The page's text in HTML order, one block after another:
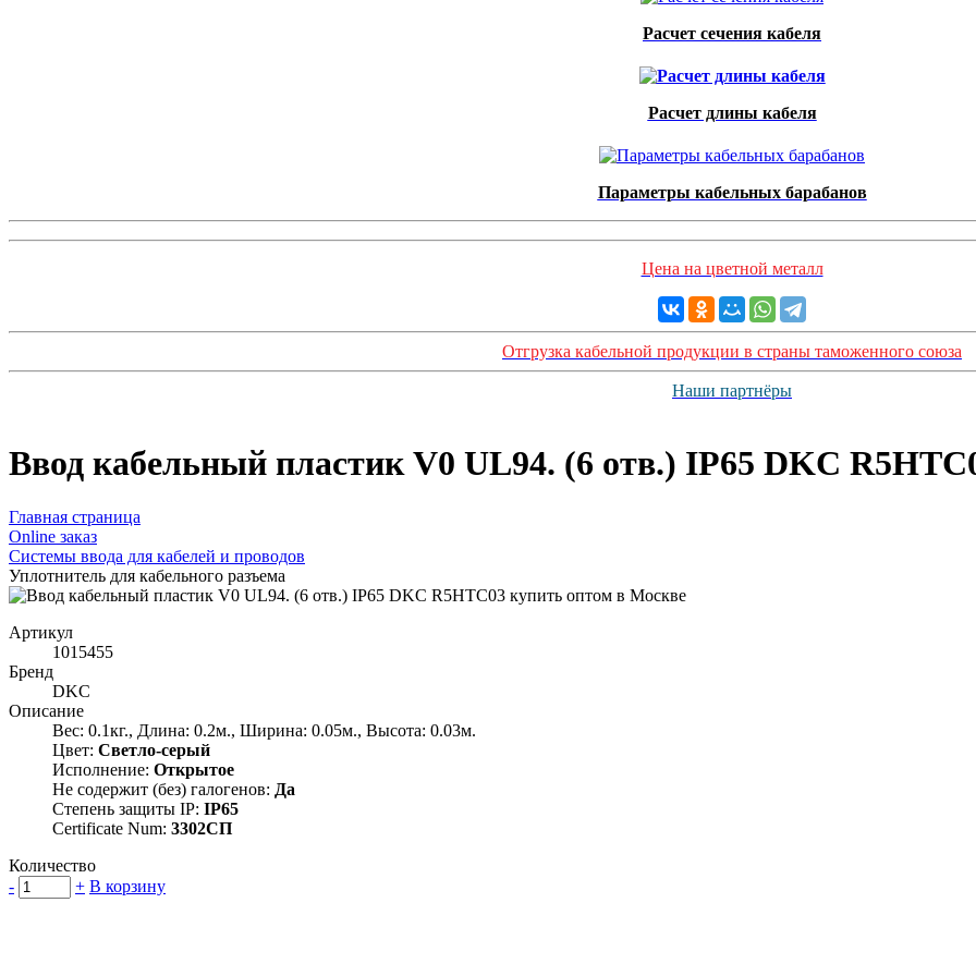
Расчет сечения кабеля
Расчет длины кабеля
Параметры кабельных барабанов
Цена на цветной металл
Отгрузка кабельной продукции в страны таможенного союза
Наши партнёры
Ввод кабельный пластик V0 UL94. (6 отв.) IP65 DKC
Главная страница
Оnline заказ
Системы ввода для кабелей и проводов
Уплотнитель для кабельного разъема
Артикул
1015455
Бренд
DKC
Описание
Вес: 0.1кг., Длина: 0.2м., Ширина: 0.05м., Высота: 0.03м.
Цвет: Светло-серый
Исполнение: Открытое
Не содержит (без) галогенов: Да
Степень защиты IP: IP65
Certificate Num: 3302СП
Количество
-
+ В корзину